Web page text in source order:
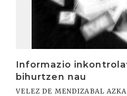
Informazio
bihurtzen nau
VELEZ DE MENDIZABAL